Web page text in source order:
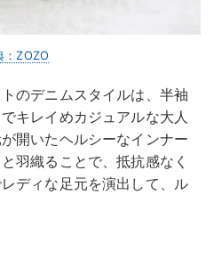
：ZOZO
のデニムスタイルは、半袖
キレイめカジュアルな大人
開いたヘルシーなインナー
羽織ることで、抵抗感なく
ディな足元を演出して、ル